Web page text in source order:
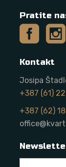
Pratite
Kontakt
Josipa
+387 (61)
+387 (62)